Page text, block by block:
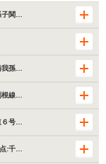
子関…
我孫…
根線…
６号…
点:千…